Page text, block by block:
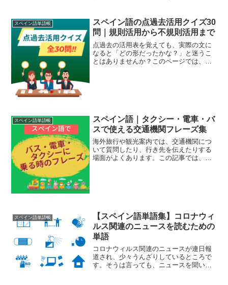
るためのボキャブラリーになっていきま
す。レベルアップ...
スペイン語単語帳
スペイン語の点過去活用クイズ30
問｜規則活用から不規則活用まで
点過去の活用表を覚えても、実際の文に
なると「どの形だったかな？」と迷うこ
とはありませんか？このページでは、ス
スペイン語単語帳
スペイン語｜タクシー・電車・バ
スで使える交通機関フレーズ集
海外旅行や観光案内では、交通機関につ
いて質問したり、行き先を伝えたりする
場面がよくあります。この記事では、タ
スペイン語単語帳
【スペイン語単語集】コロナウィ
ルス関連のニュースを読むための
単語
コロナウィルス関連のニュースが連日報
道され、少々うんざりしているところで
す。そうは言っても、ニュースを聞い